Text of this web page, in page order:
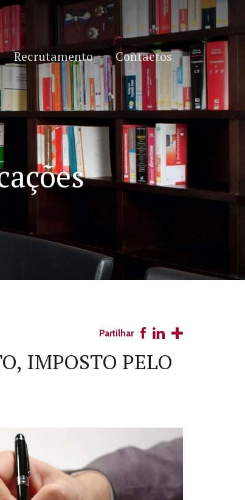
Recrutamento Contactos
Partilhar
IMPOSTO PELO